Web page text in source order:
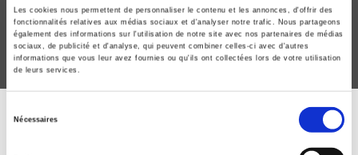
Les cookies nous permettent de personnaliser le contenu et les annonces, d'offrir des
fonctionnalités relatives aux médias sociaux et d'analyser notre trafic. Nous partageons
également des informations sur l'utilisation de notre site avec nos partenaires de médias
sociaux, de publicité et d'analyse, qui peuvent combiner celles-ci avec d'autres
informations que vous leur avez fournies ou qu'ils ont collectées lors de votre utilisation
de leurs services.
Nécessaires
Gilles Andréani, Pierre Hassner
ABONNEZ-VOUS À NOS